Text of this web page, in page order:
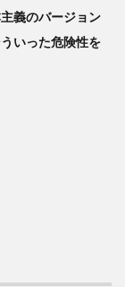
義のバージョン
いった危険性を